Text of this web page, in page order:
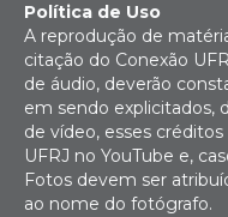
Política de Uso
A reprodução de
citação do Conexão
de áudio, deverão
em sendo explicitados,
de vídeo, esses
UFRJ no YouTube e,
Fotos devem ser
ao nome do fotógrafo.